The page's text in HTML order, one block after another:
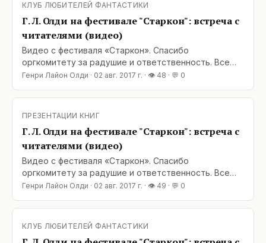
КЛУБ ЛЮБИТЕЛЕЙ ФАНТАСТИКИ
Г. Л. Олди на фестивале "Старкон": встреча с
читателями (видео)
Видео с фестиваля «Старкон». Спасибо
оргкомитету за радушие и ответственность. Все
обещания были выполнены полностью и в срок, что
Генри Лайон Олди · 02 авг. 2017 г. · 👁 48 · 💬 0
ПРЕЗЕНТАЦИИ КНИГ
Г. Л. Олди на фестивале "Старкон": встреча с
читателями (видео)
Видео с фестиваля «Старкон». Спасибо
оргкомитету за радушие и ответственность. Все
обещания были выполнены полностью и в срок, что
Генри Лайон Олди · 02 авг. 2017 г. · 👁 49 · 💬 0
КЛУБ ЛЮБИТЕЛЕЙ ФАНТАСТИКИ